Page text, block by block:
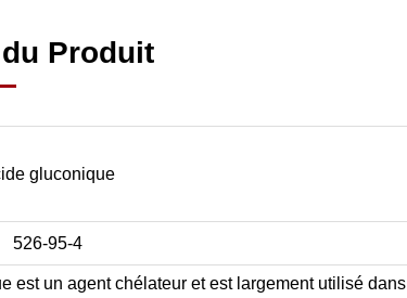
Produit
gluconique
526-95-4
est un agent chélateur et est largement utilisé dans